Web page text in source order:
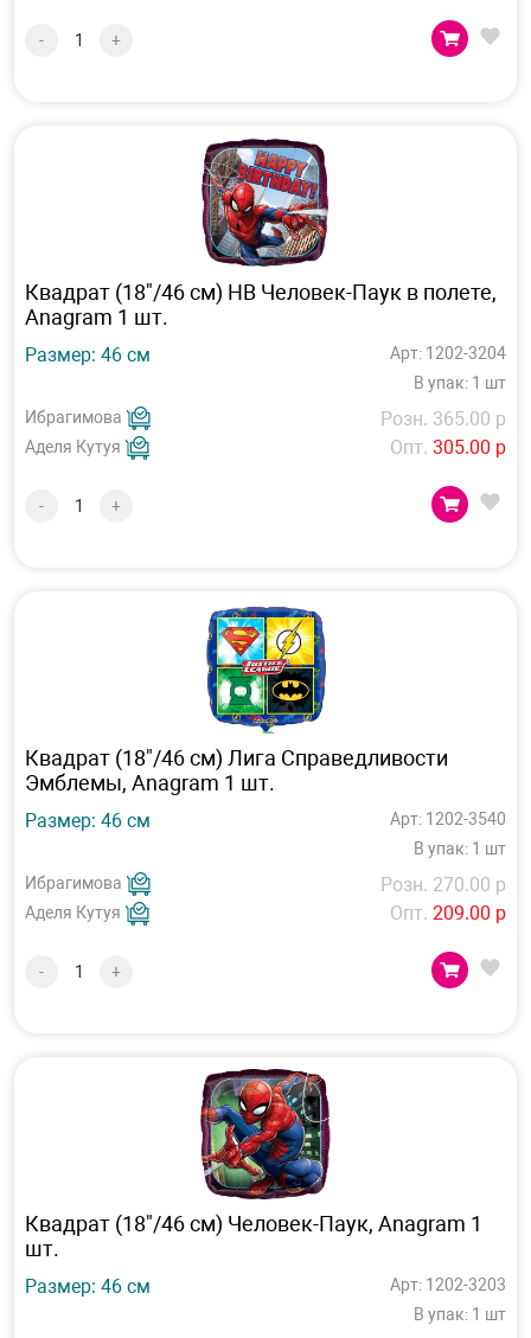
- +
Квадрат (18"/46 см) HB Человек-Паук в полете,
Anagram 1 шт.
Размер: 46 см
Арт: 1202-3204
В упак: 1 шт
Ибрагимова
Аделя Кутуя
Розн. 365.00 р
Опт. 305.00 р
- +
Квадрат (18"/46 см) Лига Справедливости
Эмблемы, Anagram 1 шт.
Размер: 46 см
Арт: 1202-3540
В упак: 1 шт
Ибрагимова
Аделя Кутуя
Розн. 270.00 р
Опт. 209.00 р
- +
Квадрат (18"/46 см) Человек-Паук, Anagram 1
шт.
Размер: 46 см
Арт: 1202-3203
В упак: 1 шт